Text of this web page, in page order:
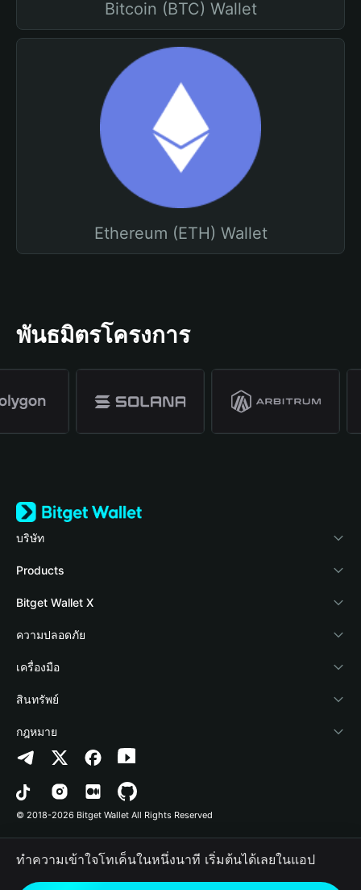
Bitcoin (BTC) Wallet
Ethereum (ETH) Wallet
พันธมิตรโครงการ
บริษัท
เกี่ยวกับ Bitget Wallet
Blog
Academy
ข่าวสารด้านคริปโต
ศูนย์ช่วยเหลือ
ติดต่อเรา
ทรัพยากรข้อมูลของแบรนด์
อาชีพ
Products
Crypto Card
Stablecoin Earn
Payfi Crypto
Crypto Swap API
Altcoin Season Index
Prediction Markets
DApp
RWA
Bitget Wallet X
นักพัฒนา
เชื่อมต่อ Wallet
Bitget Wallet Pay
ลิสต์โปรเจกต์
ความปลอดภัย
Protection Fund
เทคโนโลยีความปลอดภัย
เครื่องมือ
ซื้อคริปโต
การตรวจจับการอนุญาต
การตรวจจับสัญญา
การโอนเป็นชุด
สินทรัพย์
Arbitrum
Avalanche
Bitcoin
Polygon
กฎหมาย
นโยบายความเป็นส่วนตัว
ข้อตกลงในการใช้บริการ
© 2018-2026 Bitget Wallet All Rights Reserved
ทำความเข้าใจโทเค็นในหนึ่งนาที เริ่มต้นได้เลยในแอป